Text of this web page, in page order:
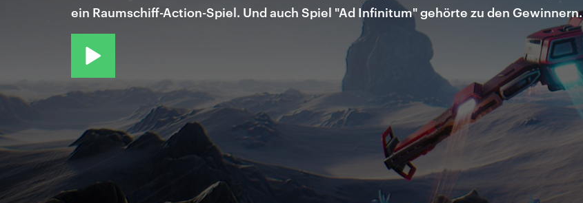
ein Raumschiff-Action-Spiel. Und auch Spiel "Ad Infinitum" gehörte zu den Gewinnern.